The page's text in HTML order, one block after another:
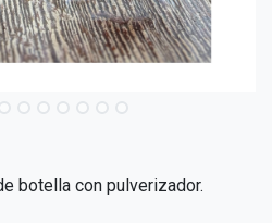
botella con pulverizador.